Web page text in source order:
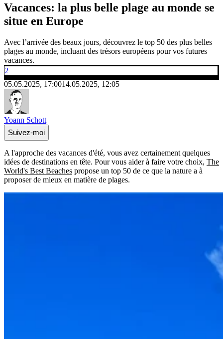
Vacances: la plus belle plage au monde se
situe en Europe
Avec l’arrivée des beaux jours, découvrez le top 50 des plus belles
plages au monde, incluant des trésors européens pour vos futures
vacances.
2
05.05.2025, 17:0014.05.2025, 12:05
Yoann Schott
Suivez-moi
A l'approche des vacances d'été, vous avez certainement quelques
idées de destinations en tête. Pour vous aider à faire votre choix, The
World's Best Beaches propose un top 50 de ce que la nature a à
proposer de mieux en matière de plages.